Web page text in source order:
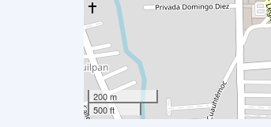
200 m
500 ft